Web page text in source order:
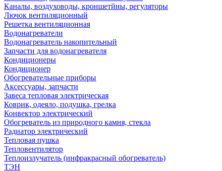
Каналы, воздуховоды, кроншетйны, регуляторы
Лючок вентиляционный
Решетка вентиляционная
Водонагреватели
Водонагреватель накопительный
Запчасти для водонагревателя
Кондиционеры
Кондиционер
Обогревательные приборы
Аксессуары, запчасти
Завеса тепловая электрическая
Коврик, одеяло, подушка, грелка
Конвектор электрический
Обогреватель из природного камня, стекла
Радиатор электрический
Тепловая пушка
Тепловентилятор
Теплоизлучатель (инфракрасный обогреватель)
ТЭН